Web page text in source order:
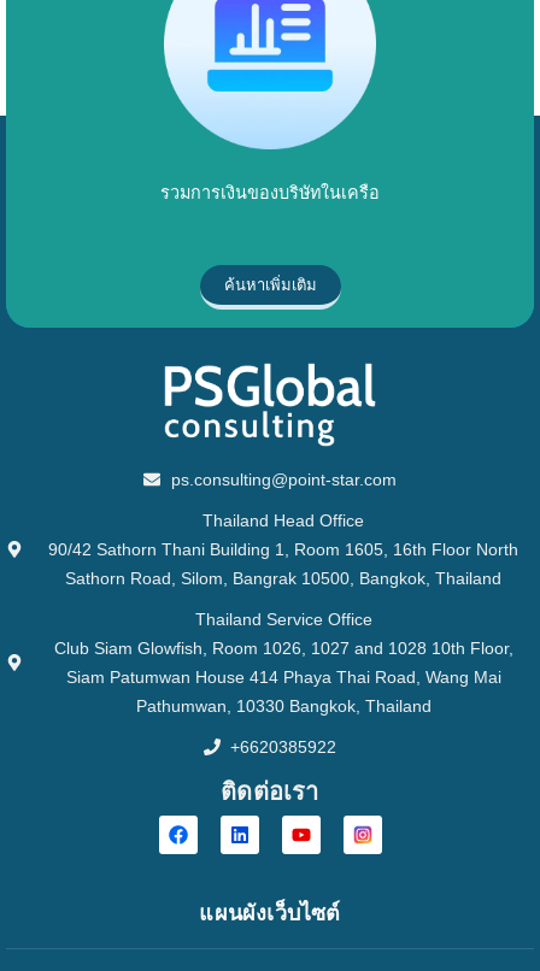
รวมการเงินของบริษัทในเครือ
ค้นหาเพิ่มเติม
ps.consulting@point-star.com
Thailand Head Office
90/42 Sathorn Thani Building 1, Room 1605, 16th Floor North
Sathorn Road, Silom, Bangrak 10500, Bangkok, Thailand
Thailand Service Office
Club Siam Glowfish, Room 1026, 1027 and 1028 10th Floor,
Siam Patumwan House 414 Phaya Thai Road, Wang Mai
Pathumwan, 10330 Bangkok, Thailand
+6620385922
ติดต่อเรา
แผนผังเว็บไซต์